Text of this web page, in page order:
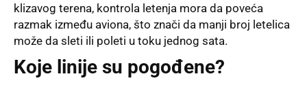
klizavog terena, kontrola letenja mora da poveća
razmak između aviona, što znači da manji broj letelica
može da sleti ili poleti u toku jednog sata.
Koje linije su pogođene?